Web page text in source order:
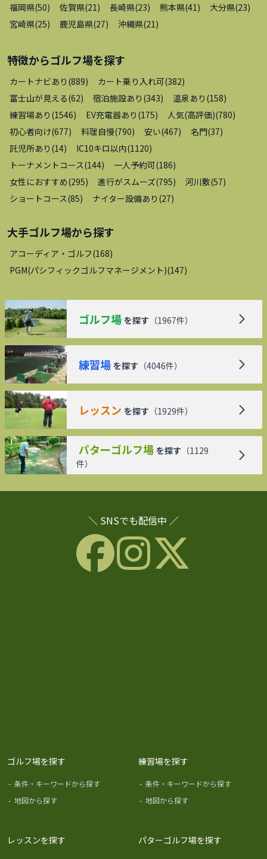
福岡県(50) 佐賀県(21 ) 長崎県(23) 熊本県(41 ) 大分県(23)
宮崎県(25) 鹿児島県(27) 沖縄県(21 )
特徴からゴルフ場を探す
カートナビあり (889) カート乗り入れ可(382)
富士山が見える(62) 宿泊施設あり (343) 温泉あり (158)
練習場あり (1546) EV充電器あり (175) 人気(高評価)(780)
初心者向け(677) 料理自慢(790) 安い(467) 名門(37)
託児所あり (14) IC10キロ以内(1120)
トーナメントコース(144) 一人予約可(186)
女性におすすめ(295) 進行がスムーズ(795) 河川敷(57)
ショートコース(85) ナイター設備あり (27)
大手ゴルフ場から探す
アコーディア・ゴルフ(168)
PGM(パシフィックゴルフマネージメント)(147)
ゴルフ場 を探す （1967件）
練習場 を探す （4046件）
レッスン を探す （1929件）
パターゴルフ場 を探す （1129
件）
＼ SNSでも配信中 ／
ゴルフ場を探す
- 条件・キーワードから探す
- 地図から探す
練習場を探す
- 条件・キーワードから探す
- 地図から探す
レッスンを探す パターゴルフ場を探す